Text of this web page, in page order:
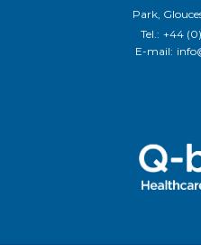
Park,
Tel.: +44
E-mail: